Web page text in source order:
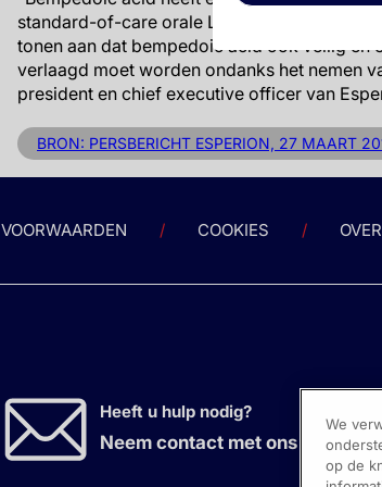
standard-of-care orale LDL-c-verlagende
tonen aan dat bempedoic acid ook veilig
verlaagd moet worden ondanks het nemen
president en chief executive officer van
BRON: PERSBERICHT ESPERION, 27 MAART
VOORWAARDEN COOKIES
Heeft u hulp nodig?
Neem contact met ons op
We
op de